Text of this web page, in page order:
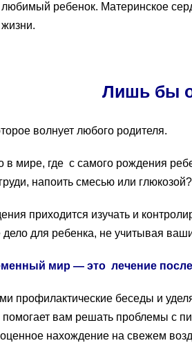
любимый ребенок. Материнское
жизни.
Лишь бы
волнует любого родителя.
в мире, где с самого рождения
напоить смесью или глюкозой?
приходится изучать и
дело для ребенка, не учитывая
мир — это лечение
профилактические беседы и
вам решать проблемы с
нахождение на свежем